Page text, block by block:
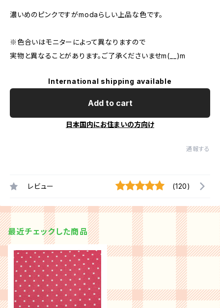
濃いめのピンクですがmodaらしい上品な色です。
※色合いはモニターによって異なりますので
実物と異なることがあります。ご了承くださいませm(__)m
International shipping available
Add to cart
日本国内にお住まいの方向け
通報する
レビュー (120)
最近チェックした商品